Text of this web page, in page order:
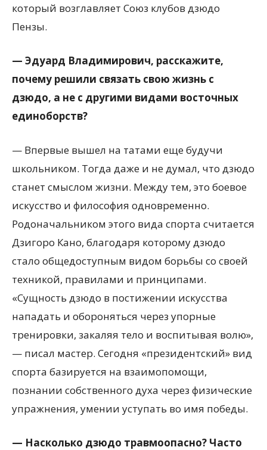
который возглавляет Союз клубов дзюдо
Пензы.
— Эдуард Владимирович, расскажите,
почему решили связать свою жизнь с
дзюдо, а не с другими видами восточных
единоборств?
— Впервые вышел на татами еще будучи
школьником. Тогда даже и не думал, что дзюдо
станет смыслом жизни. Между тем, это боевое
искусство и философия одновременно.
Родоначальником этого вида спорта считается
Дзигоро Кано, благодаря которому дзюдо
стало общедоступным видом борьбы со своей
техникой, правилами и принципами.
«Сущность дзюдо в постижении искусства
нападать и обороняться через упорные
тренировки, закаляя тело и воспитывая волю»,
— писал мастер. Сегодня «президентский» вид
спорта базируется на взаимопомощи,
познании собственного духа через физические
упражнения, умении уступать во имя победы.
— Насколько дзюдо травмоопасно? Часто